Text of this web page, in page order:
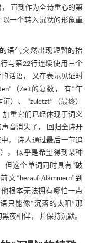
直到作为全诗重心的第
以一个转入沉默的形象重
语气突然出现短暂的抬
与第22行连续使用三个
话语， 又在表示见证时
（Zeit的复数， 有“年
）、 “zuletzt”（最终）
重它们已经体现于词义
音消失了， 回归全诗开
， 诗人通过最后一节追
， 似乎是希望得到某种
但这个单词同时具有“破
“herauf⁃/dämmern”到
根本无法拥有哪怕一点
只能像“沉落的太阳”那
夜相伴， 并保持沉默。